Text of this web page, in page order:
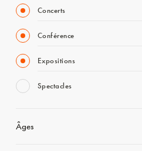
Concerts
Conférence
Expositions
Spectacles
Âges